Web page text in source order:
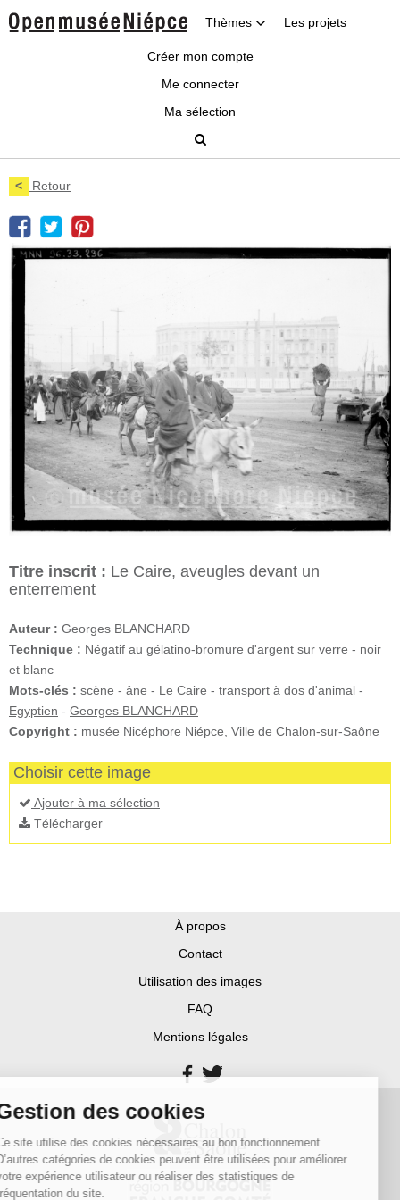
Thèmes Les projets
Créer mon compte
Me connecter
Ma sélection
< Retour
Titre inscrit : Le Caire, aveugles devant un
enterrement
Auteur : Georges BLANCHARD
Technique : Négatif au gélatino-bromure d'argent sur verre - noir
et blanc
Mots-clés : scène - âne - Le Caire - transport à dos d'animal -
Egyptien - Georges BLANCHARD
Copyright : musée Nicéphore Niépce, Ville de Chalon-sur-Saône
Choisir cette image
Ajouter à ma sélection
Télécharger
À propos
Contact
Utilisation des images
FAQ
Mentions légales
Gestion des cookies
Ce site utilise des cookies nécessaires au bon fonctionnement.
D’autres catégories de cookies peuvent être utilisées pour améliorer
votre expérience utilisateur ou réaliser des statistiques de
fréquentation du site.